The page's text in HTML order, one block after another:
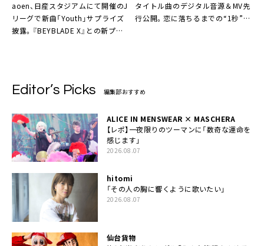
aoen、日産スタジアムにて開催のJ
リーグで新曲「Youth」サプライズ
披露。『BEYBLADE X』との新プロ
タイトル曲のデジタル音源＆MV先
行公開。恋に落ちるまでの“1秒”を
Editor’s Picks 編集部おすすめ
ALICE IN MENSWEAR × MASCHERA
【レポ】一夜限りのツーマンに「数奇な運命を
感じます」
2026.08.07
hitomi
「その人の胸に響くように歌いたい」
2026.08.07
仙台貨物